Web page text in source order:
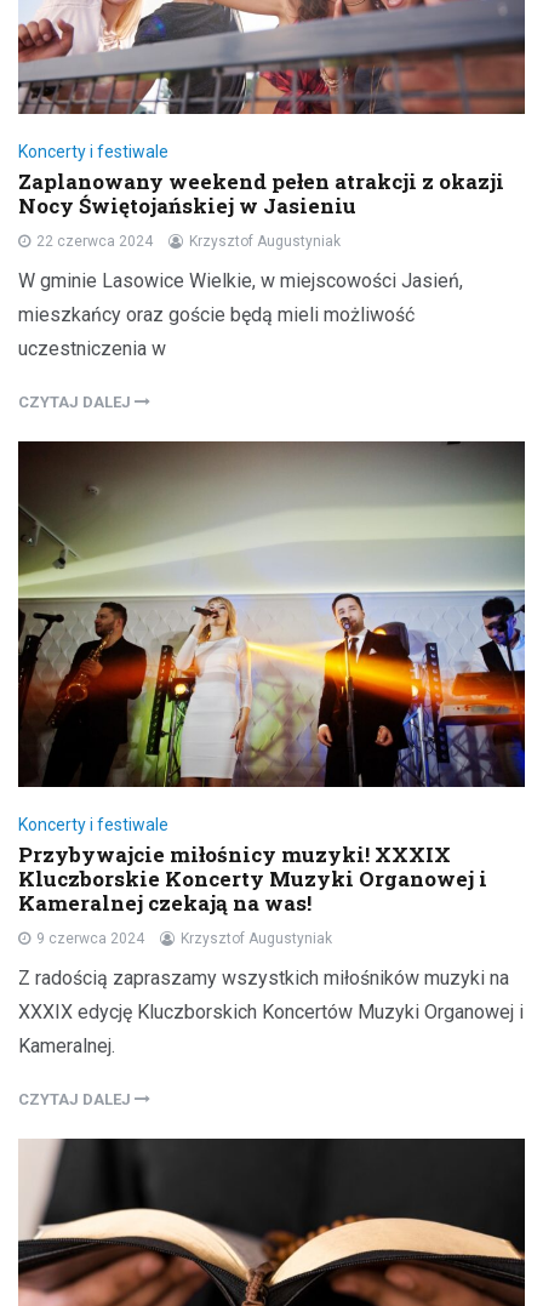
Koncerty i festiwale
Zaplanowany weekend pełen atrakcji z okazji
Nocy Świętojańskiej w Jasieniu
22 czerwca 2024 Krzysztof Augustyniak
W gminie Lasowice Wielkie, w miejscowości Jasień,
mieszkańcy oraz goście będą mieli możliwość
uczestniczenia w
CZYTAJ DALEJ
Koncerty i festiwale
Przybywajcie miłośnicy muzyki! XXXIX
Kluczborskie Koncerty Muzyki Organowej i
Kameralnej czekają na was!
9 czerwca 2024 Krzysztof Augustyniak
Z radością zapraszamy wszystkich miłośników muzyki na
XXXIX edycję Kluczborskich Koncertów Muzyki Organowej i
Kameralnej.
CZYTAJ DALEJ